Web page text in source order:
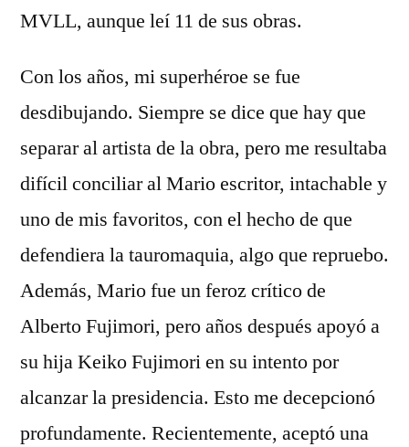
MVLL, aunque leí 11 de sus obras.
Con los años, mi superhéroe se fue
desdibujando. Siempre se dice que hay que
separar al artista de la obra, pero me resultaba
difícil conciliar al Mario escritor, intachable y
uno de mis favoritos, con el hecho de que
defendiera la tauromaquia, algo que repruebo.
Además, Mario fue un feroz crítico de
Alberto Fujimori, pero años después apoyó a
su hija Keiko Fujimori en su intento por
alcanzar la presidencia. Esto me decepcionó
profundamente. Recientemente, aceptó una